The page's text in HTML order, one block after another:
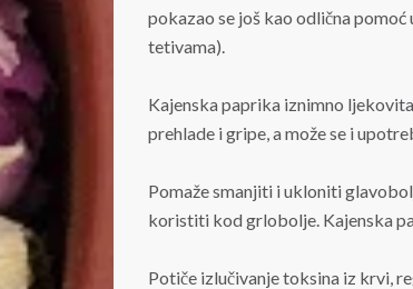
pokazao se još kao odlična
tetivama).
Kajenska paprika iznimno
prehlade i gripe, a može se i
Pomaže smanjiti i ukloniti
koristiti kod grlobolje. Kajenska
Potiče izlučivanje toksina iz krvi,